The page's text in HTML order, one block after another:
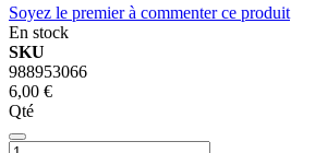
Soyez le premier à commenter ce produit
En stock
SKU
988953066
6,00 €
Qté